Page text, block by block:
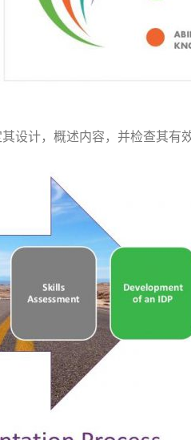
设计，概述内容，并检查其有